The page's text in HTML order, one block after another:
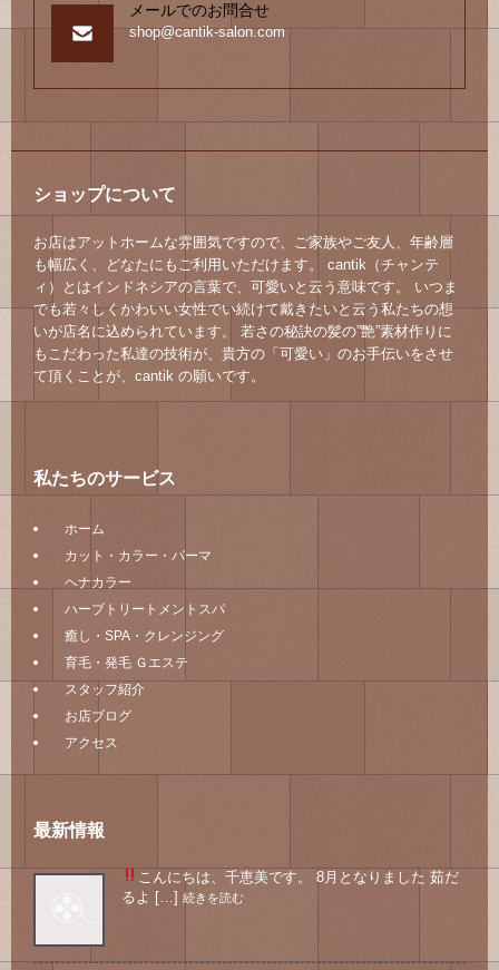
メールでのお問合せ
shop@cantik-salon.com
ショップについて
お店はアットホームな雰囲気ですので、ご家族やご友人、年齢層
も幅広く、どなたにもご利用いただけます。 cantik（チャンテ
ィ）とはインドネシアの言葉で、可愛いと云う意味です。 いつま
でも若々しくかわいい女性でい続けて戴きたいと云う私たちの想
いが店名に込められています。 若さの秘訣の髪の”艶”素材作りに
もこだわった私達の技術が、貴方の「可愛い」のお手伝いをさせ
て頂くことが、cantik の願いです。
私たちのサービス
ホーム
カット・カラー・パーマ
ヘナカラー
ハーブトリートメントスパ
癒し・SPA・クレンジング
育毛・発毛 Ｇエステ
スタッフ紹介
お店ブログ
アクセス
最新情報
こんにちは、千恵美です。 8月となりました 茹だ
るよ […] 続きを読む